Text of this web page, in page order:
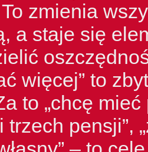
To zmienia
a staje się
więcej” to
to „chcę
pensji”,